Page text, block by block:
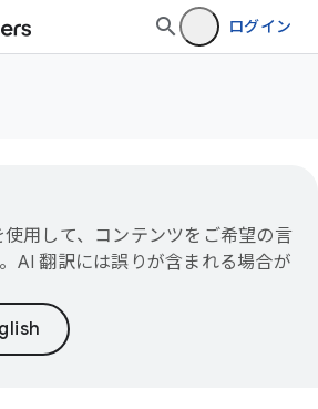
ログイン
用して、コンテンツをご希望の言
AI 翻訳には誤りが含まれる場合が